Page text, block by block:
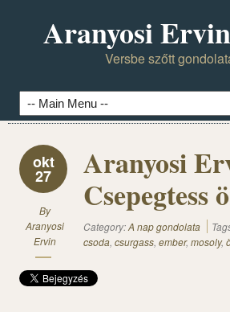
Aranyosi
Versbe szőtt
okt
27
By
Aranyosi
Ervin
Aranyosi
Csepegtess
Category:A nap gondolata
csoda, csurgass, ember, mosoly,